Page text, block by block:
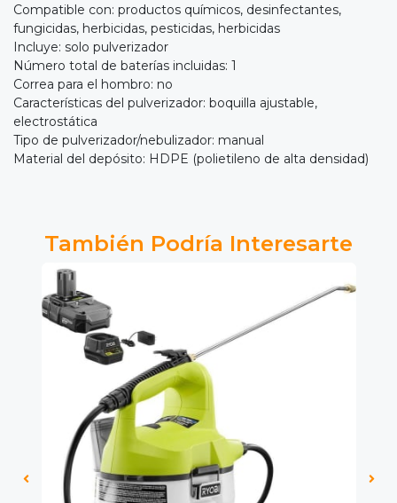
Compatible con: productos químicos, desinfectantes,
fungicidas, herbicidas, pesticidas, herbicidas
Incluye: solo pulverizador
Número total de baterías incluidas: 1
Correa para el hombro: no
Características del pulverizador: boquilla ajustable,
electrostática
Tipo de pulverizador/nebulizador: manual
Material del depósito: HDPE (polietileno de alta densidad)
También Podría Interesarte